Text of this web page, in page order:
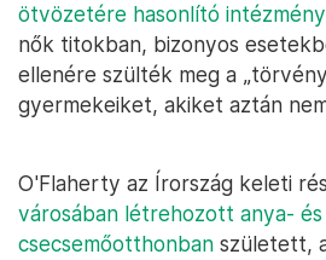
ötvözetére hasonlító
nők titokban, bizonyos
ellenére szülték meg a
gyermekeiket, akiket aztán
O'Flaherty az Írország keleti
városában létrehozott anya- és
csecsemőotthonban született,